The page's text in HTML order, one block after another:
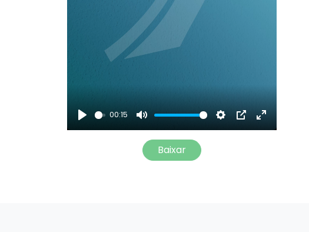
Play
00:15
Mute Settings
PIP Enter
Baixar